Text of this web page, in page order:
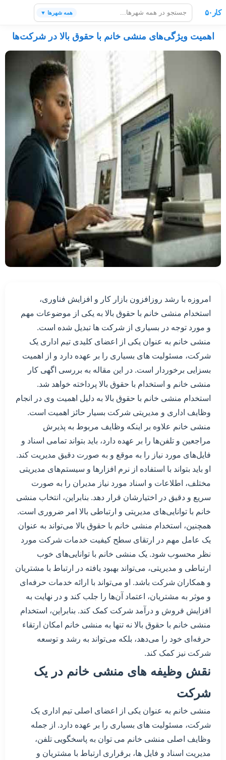
کار۵۰ همه شهرها ▼
اهمیت ویژگی‌های منشی خانم با حقوق بالا در شرکت‌ها
امروزه با رشد روزافزون بازار کار و افزایش فناوری،
استخدام منشی خانم با حقوق بالا به یکی از موضوعات مهم
و مورد توجه در بسیاری از شرکت ها تبدیل شده است.
منشی خانم به عنوان یکی از اعضای کلیدی تیم اداری یک
شرکت، مسئولیت های بسیاری را بر عهده دارد و از اهمیت
بسزایی برخوردار است. در این مقاله به بررسی اگهی کار
منشی خانم و استخدام با حقوق بالا پرداخته خواهد شد.
استخدام منشی خانم با حقوق بالا به دلیل اهمیت وی در انجام
وظایف اداری و مدیریتی شرکت بسیار حائز اهمیت است.
منشی خانم علاوه بر اینکه وظایف مربوط به پذیرش
مراجعین و تلفن‌ها را بر عهده دارد، باید بتواند تمامی اسناد و
فایل‌های مورد نیاز را به موقع و به صورت دقیق مدیریت کند.
او باید بتواند با استفاده از نرم افزارها و سیستم‌های مدیریتی
مختلف، اطلاعات و اسناد مورد نیاز مدیران را به صورت
سریع و دقیق در اختیارشان قرار دهد. بنابراین، انتخاب منشی
خانم با توانایی‌های مدیریتی و ارتباطی بالا امر ضروری است.
همچنین، استخدام منشی خانم با حقوق بالا می‌تواند به عنوان
یک عامل مهم در ارتقای سطح کیفیت خدمات شرکت مورد
نظر محسوب شود. یک منشی خانم با توانایی‌های خوب
ارتباطی و مدیریتی، می‌تواند بهبود یافته در ارتباط با مشتریان
و همکاران شرکت باشد. او می‌تواند با ارائه خدمات حرفه‌ای
و موثر به مشتریان، اعتماد آن‌ها را جلب کند و در نهایت به
افزایش فروش و درآمد شرکت کمک کند. بنابراین، استخدام
منشی خانم با حقوق بالا نه تنها به منشی خانم امکان ارتقاء
حرفه‌ای خود را می‌دهد، بلکه می‌تواند به رشد و توسعه
شرکت نیز کمک کند.
نقش وظیفه های منشی خانم در یک
شرکت
منشی خانم به عنوان یکی از اعضای اصلی تیم اداری یک
شرکت، مسئولیت های بسیاری را بر عهده دارد. از جمله
وظایف اصلی منشی خانم می توان به پاسخگویی تلفن،
مدیریت اسناد و فایل ها، برقراری ارتباط با مشتریان و